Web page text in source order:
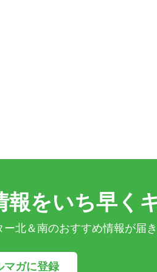
報をいち早く
北＆南のおすすめ情報が届
マガに登録